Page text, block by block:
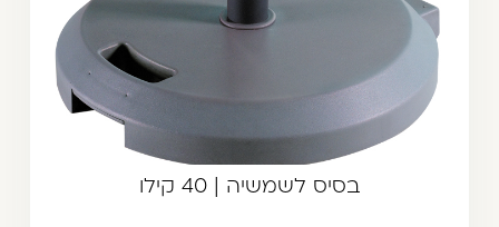
בסיס לשמשיה | 40 קילו